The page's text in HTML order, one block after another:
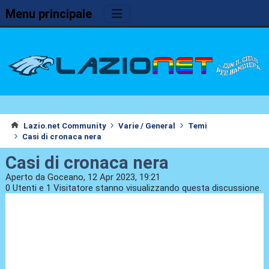
Menu principale
Lazio.net Community Varie / General
Temi
Casi di cronaca nera
Casi di cronaca nera
Aperto da Goceano, 12 Apr 2023, 19:21
0 Utenti e 1 Visitatore stanno visualizzando questa discussione.